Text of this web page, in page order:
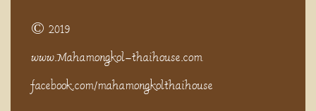
© 2019
www.Mahamongkol-thaihouse.com
facebook.com/mahamongkolthaihouse